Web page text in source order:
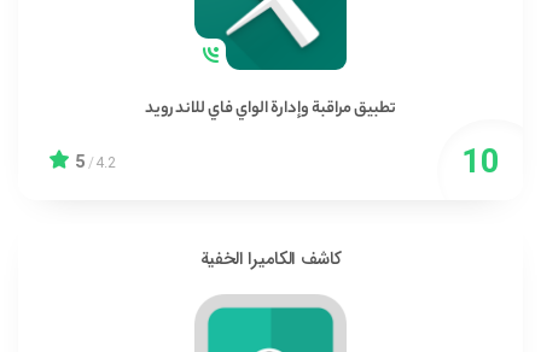
تطبيق مراقبة وإدارة الواي فاي للاندرويد
4.2
/
5
كاشف الكاميرا الخفية